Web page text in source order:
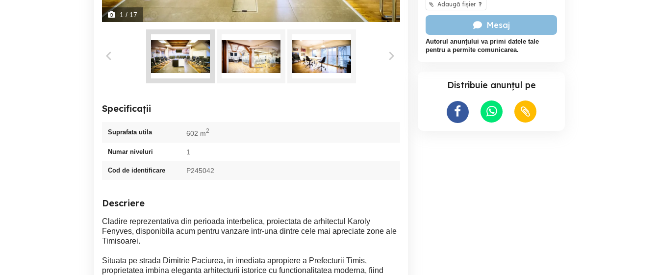
1 / 17
Specificații
Suprafata utila 602 m2
Numar niveluri 1
Cod de identificare P245042
Descriere
Cladire reprezentativa din perioada interbelica, proiectata de arhitectul Karoly
Fenyves, disponibila acum pentru vanzare intr-una dintre cele mai apreciate zone ale
Timisoarei.
Situata pe strada Dimitrie Paciurea, in imediata apropiere a Prefecturii Timis,
proprietatea imbina eleganta arhitecturii istorice cu functionalitatea moderna, fiind
Adaugă fișier ?
Mesaj
Autorul anunțului va primi datele tale
pentru a permite comunicarea.
Distribuie anunțul pe